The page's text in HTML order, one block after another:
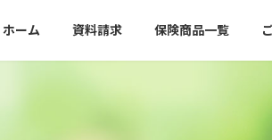
ホーム 資料請求 保険商品一覧